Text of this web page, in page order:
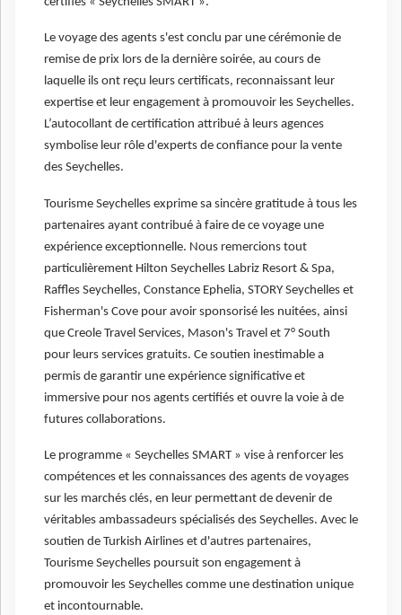
Le voyage des agents s'est conclu par une cérémonie de
remise de prix lors de la dernière soirée, au cours de
laquelle ils ont reçu leurs certificats, reconnaissant leur
expertise et leur engagement à promouvoir les Seychelles.
L’autocollant de certification attribué à leurs agences
symbolise leur rôle d'experts de confiance pour la vente
des Seychelles.
Tourisme Seychelles exprime sa sincère gratitude à tous les
partenaires ayant contribué à faire de ce voyage une
expérience exceptionnelle. Nous remercions tout
particulièrement Hilton Seychelles Labriz Resort & Spa,
Raffles Seychelles, Constance Ephelia, STORY Seychelles et
Fisherman's Cove pour avoir sponsorisé les nuitées, ainsi
que Creole Travel Services, Mason's Travel et 7° South
pour leurs services gratuits. Ce soutien inestimable a
permis de garantir une expérience significative et
immersive pour nos agents certifiés et ouvre la voie à de
futures collaborations.
Le programme « Seychelles SMART » vise à renforcer les
compétences et les connaissances des agents de voyages
sur les marchés clés, en leur permettant de devenir de
véritables ambassadeurs spécialisés des Seychelles. Avec le
soutien de Turkish Airlines et d'autres partenaires,
Tourisme Seychelles poursuit son engagement à
promouvoir les Seychelles comme une destination unique
et incontournable.